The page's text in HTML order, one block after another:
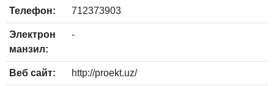
Телефон: 712373903
Электрон
манзил:
-
Веб сайт: http://proekt.uz/